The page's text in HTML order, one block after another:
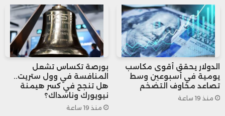
الأرقام المعدلة للضغط على مجلس الاحتياطي
الفيدرالي لتسريع خفض أسعار الفائدة، وكتب في
منشور على “تروث سوشيال” قائلاً: “انعدام
الكفاءة أهم لديهم من الدفاع عن استقلالية
النظرية”، مهاجمًا قيادة الفيدرالي.
الدولار يحقق أقوى مكاسب
يومية في أسبوعين وسط
تصاعد مخاوف التضخم
منذ 19 ساعة
بورصة تكساس تشعل
المنافسة في وول ستريت..
هل تنجح في كسر هيمنة
نيويورك وناسداك؟
منذ 19 ساعة